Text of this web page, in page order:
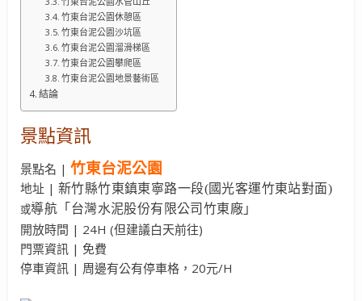
竹東台泥公園休憩區
竹東台泥公園沙坑區
竹東台泥公園溜滑梯區
竹東台泥公園攀爬區
竹東台泥公園地景藝術區
結論
景點資訊
景點名 | 竹東台泥公園
地址 | 新竹縣竹東鎮東寧路一段(國光客運竹東站對面)
或導航「 台灣水泥股份有限公司竹東廠」
開放時間 | 24H (但建議白天前往)
門票資訊 | 免費
停車資訊 | 周邊有公有停車格，20元/H